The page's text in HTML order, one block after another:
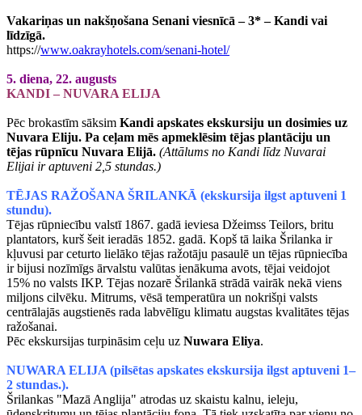
Vakariņas un nakšņošana Senani viesnīcā – 3* – Kandi vai
līdzīgā.
https://www.oakrayhotels.com/senani-hotel/
5. diena, 22. augusts
KANDI – NUVARA ELIJA
Pēc brokastīm sāksim Kandi apskates ekskursiju un dosimies uz
Nuvara Eliju. Pa ceļam mēs apmeklēsim tējas plantāciju un
tējas rūpnīcu Nuvara Elijā. (Attālums no Kandi līdz Nuvarai
Elijai ir aptuveni 2,5 stundas.)
TĒJAS RAŽOŠANA ŠRILANKĀ (ekskursija ilgst aptuveni 1
stundu).
Tējas rūpniecību valstī 1867. gadā ieviesa Džeimss Teilors, britu
plantators, kurš šeit ieradās 1852. gadā. Kopš tā laika Šrilanka ir
kļuvusi par ceturto lielāko tējas ražotāju pasaulē un tējas rūpniecība
ir bijusi nozīmīgs ārvalstu valūtas ienākuma avots, tējai veidojot
15% no valsts IKP. Tējas nozarē Šrilankā strādā vairāk nekā viens
miljons cilvēku. Mitrums, vēsā temperatūra un nokrišņi valsts
centrālajās augstienēs rada labvēlīgu klimatu augstas kvalitātes tējas
ražošanai.
Pēc ekskursijas turpināsim ceļu uz Nuwara Eliya.
NUWARA ELIJA (pilsētas apskates ekskursija ilgst aptuveni 1–
2 stundas.).
Šrilankas "Mazā Anglija" atrodas uz skaistu kalnu, ieleju,